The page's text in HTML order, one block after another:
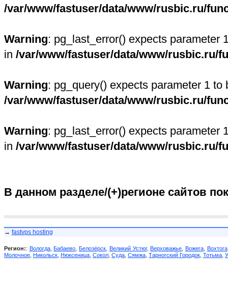
/var/www/fastuser/data/www/rusbic.ru/
Warning: pg_last_error() expects parameter
in /var/www/fastuser/data/www/rusbic.ru/
Warning: pg_query() expects parameter 1
/var/www/fastuser/data/www/rusbic.ru/
Warning: pg_last_error() expects parameter
in /var/www/fastuser/data/www/rusbic.ru/
В данном разделе/(+)регионе сайтов
→ fastvps hosting
Регион:: Вологда,Бабаево ,Белозёрск Великий Устюг,Верховажье Вожега, Вохтога
Молочное Никольск Нюксеница Сокол Суда Сямжа Тарногский Городок Тотьма